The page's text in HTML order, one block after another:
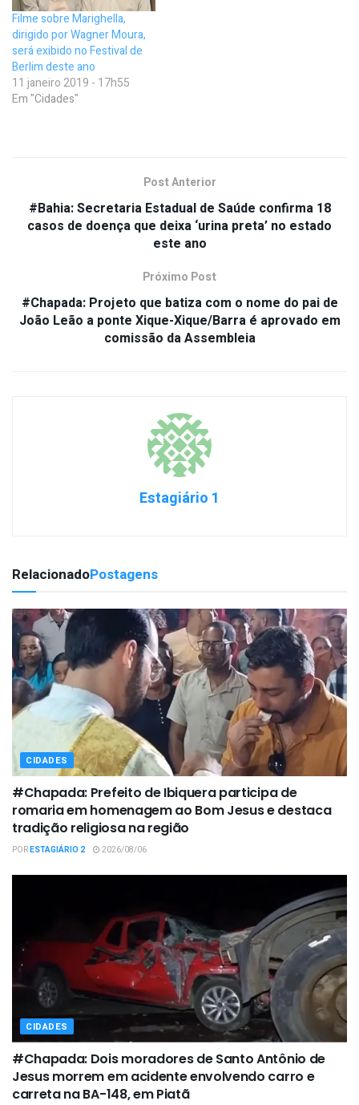
Filme sobre Marighella,
dirigido por Wagner Moura,
será exibido no Festival de
Berlim deste ano
11 janeiro 2019 - 17h55
Em "Cidades"
Post Anterior
#Bahia: Secretaria Estadual de Saúde confirma 18
casos de doença que deixa ‘urina preta’ no estado
este ano
Próximo Post
#Chapada: Projeto que batiza com o nome do pai de
João Leão a ponte Xique-Xique/Barra é aprovado em
comissão da Assembleia
Estagiário 1
RelacionadoPostagens
CIDADES
#Chapada: Prefeito de Ibiquera participa de
romaria em homenagem ao Bom Jesus e destaca
tradição religiosa na região
PORESTAGIÁRIO 2 2026/08/06
CIDADES
#Chapada: Dois moradores de Santo Antônio de
Jesus morrem em acidente envolvendo carro e
carreta na BA-148, em Piatã